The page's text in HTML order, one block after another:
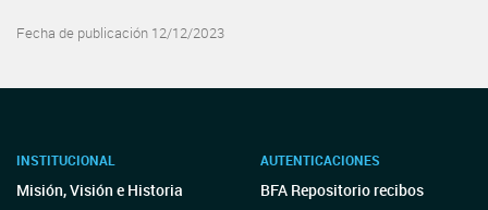
Fecha de publicación 12/12/2023
INSTITUCIONAL
Misión, Visión e Historia
AUTENTICACIONES
BFA Repositorio recibos